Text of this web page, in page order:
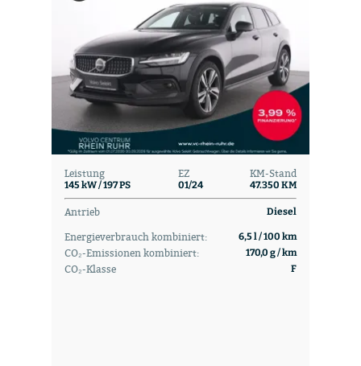
Leistung
145 kW / 197 PS
EZ
01/24
KM-Stand
47.350 KM
Antrieb Diesel
Energieverbrauch kombiniert: 6,5 l / 100 km
CO₂-Emissionen kombiniert: 170,0 g / km
CO₂-Klasse F